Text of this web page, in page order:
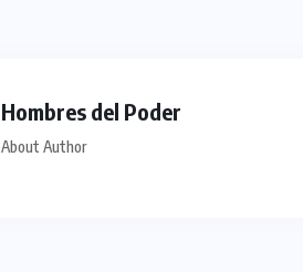
Hombres del Poder
About Author